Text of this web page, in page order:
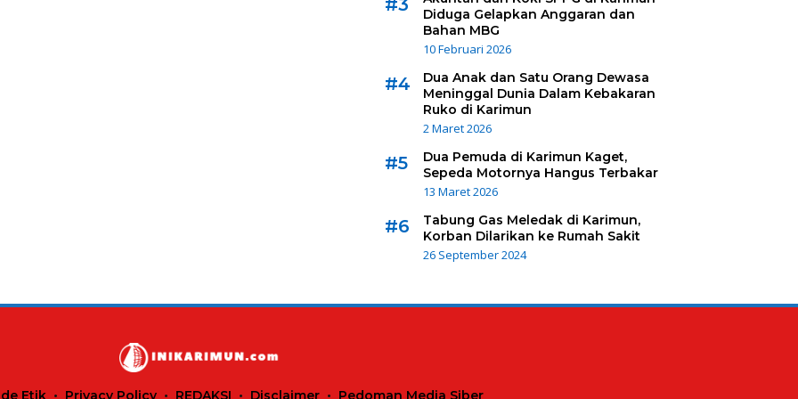
#3
Diduga Gelapkan Anggaran dan
Bahan MBG
10 Februari 2026
#4
Dua Anak dan Satu Orang Dewasa
Meninggal Dunia Dalam Kebakaran
Ruko di Karimun
2 Maret 2026
#5
Dua Pemuda di Karimun Kaget,
Sepeda Motornya Hangus Terbakar
13 Maret 2026
#6
Tabung Gas Meledak di Karimun,
Korban Dilarikan ke Rumah Sakit
26 September 2024
Etik Privacy Policy REDAKSI Disclaimer Pedoman Media Siber